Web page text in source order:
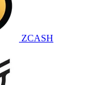
ZCASH